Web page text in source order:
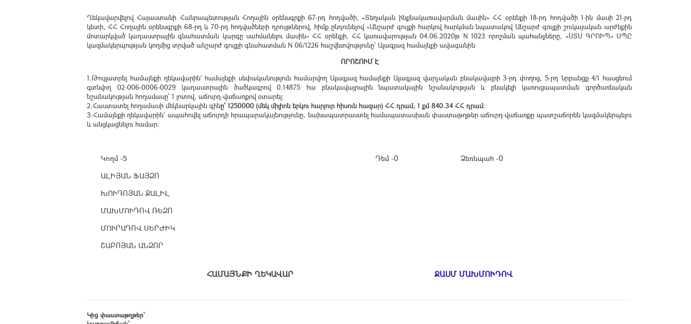
Ղեկավարվելով Հայաստանի Հանրապետության Հողային օրենսգրքի 67-րդ հոդվածի, «Տեղական ինքնակառավարման մասին» ՀՀ օրենքի 18-րդ հոդվածի 1-ին մասի 21-րդ
կետի, ՀՀ Հողային օրենսգրքի 68-րդ և 70-րդ հոդվածների դրույթներով, հիմք ընդունելով «Անշարժ գույքի հարկով հարկման նպատակով Անշարժ գույքի շուկայական արժեքին
մոտարկված կադաստրային գնահատման կարգը սահմանելու մասին» ՀՀ օրենքի, ՀՀ կառավարության 04.06.2020թ N 1023 որոշման պահանջները, «ՍՏՍ ԳՐՈՒՊ» ՍՊԸ
կազմակերպության կողմից տրված անշարժ գույքի գնահատման N 06/1226 հաշվետվությունը՝ Ալագյազ համայնքի ավագանին
ՈՐՈՇՈՒՄ Է
1.Թույլատրել համայնքի ղեկավարին` համայնքի սեփականություն համարվող Ալագյազ համայնքի Ալագյազ վարչական բնակավայրի 3-րդ փողոց, 5-րդ նրբանցք 4/1 հասցեում
գտնվող 02-006-0006-0029 կադաստրային ծածկագրով 0.14875 հա բնակավայրային նպատակային նշանակության և բնակելի կառուցապատման գործառնական
նշանակության հողամասը՝ 1 լոտով, աճուրդ-վաճառքով օտարել:
2.Հաստատել հողամասի մեկնարկային գինը՝ 1250000 (մեկ միլիոն երկու հարյուր հիսուն հազար) ՀՀ դրամ, 1 քմ 840.34 ՀՀ դրամ:
3.Համայնքի ղեկավարին` ապահովել աճուրդի հրապարակայնությունը, նախապատրաստել համապատասխան փաստաթղթեր աճուրդ-վաճառքը պատշաճորեն կազմակերպելու
և անցկացնելու համար:
Կողմ -5
ԱԼԻՅԱՆ ՖԱՅԶՈ
ԽՈՒԴՈՅԱՆ ՋԱԼԻԼ
ՄԱԽՄՈՒԴՈՎ ՌԵԶՈ
ՄՈՒՐԱԴՈՎ ՍԵՐԺԻԿ
ՇԱԲՈՅԱՆ ԱՆԶՈՐ
Դեմ -0 Ձեռնպահ -0
ՀԱՄԱՅՆՔԻ ՂԵԿԱՎԱՐ ՋԱՍՄ ՄԱԽՄՈՒԴՈՎ
Կից փաստաթղթեր՝